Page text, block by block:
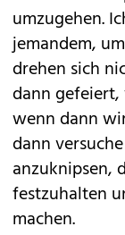
umzugehen.
jemandem,
drehen sich
dann gefeiert,
wenn dann
dann
anzuknipsen,
festzuhalten
machen.